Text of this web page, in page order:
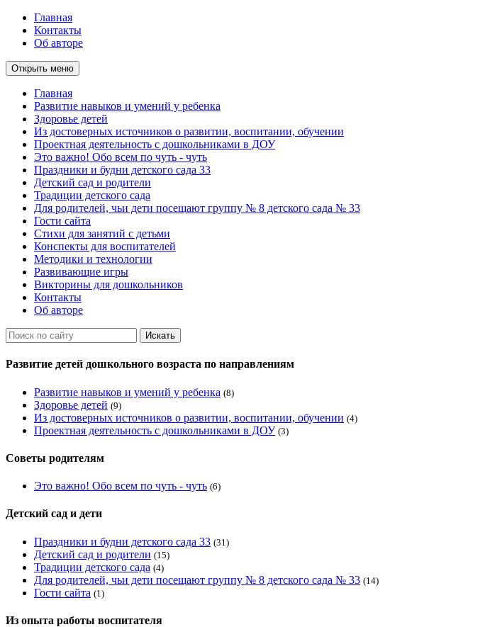
Главная
Контакты
Об авторе
Открыть меню
Главная
Развитие навыков и умений у ребенка
Здоровье детей
Из достоверных источников о развитии, воспитании, обучении
Проектная деятельность с дошкольниками в ДОУ
Это важно! Обо всем по чуть - чуть
Праздники и будни детского сада 33
Детский сад и родители
Традиции детского сада
Для родителей, чьи дети посещают группу № 8 детского сада № 33
Гости сайта
Стихи для занятий с детьми
Конспекты для воспитателей
Методики и технологии
Развивающие игры
Викторины для дошкольников
Контакты
Об авторе
Искать
Развитие детей дошкольного возраста по направлениям
Развитие навыков и умений у ребенка (8)
Здоровье детей (9)
Из достоверных источников о развитии, воспитании, обучении (4)
Проектная деятельность с дошкольниками в ДОУ (3)
Советы родителям
Это важно! Обо всем по чуть - чуть (6)
Детский сад и дети
Праздники и будни детского сада 33 (31)
Детский сад и родители (15)
Традиции детского сада (4)
Для родителей, чьи дети посещают группу № 8 детского сада № 33 (14)
Гости сайта (1)
Из опыта работы воспитателя